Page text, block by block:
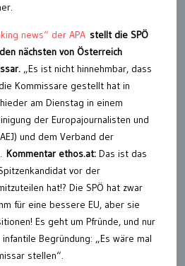
news“ der APA stellt die SPÖ
nächsten von Österreich
„Es ist nicht hinnehmbar, dass
Kommissare gestellt hat in
am Dienstag in einem
der Europajournalisten und
und dem Verband der
Kommentar ethos.at: Das ist das
vor der
hat!? Die SPÖ hat zwar
für eine bessere EU, aber sie
Es geht um Pfründe, und nur
Begründung: „Es wäre mal
stellen“.